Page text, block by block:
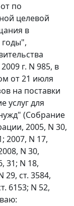
по
целевой
в
г. N 985, в
от 21 июля
на поставки
услуг для
(Собрание
2005, N 30,
2007, N 17,
N 30,
31; N 18,
29, ст. 3584,
6153; N 52,